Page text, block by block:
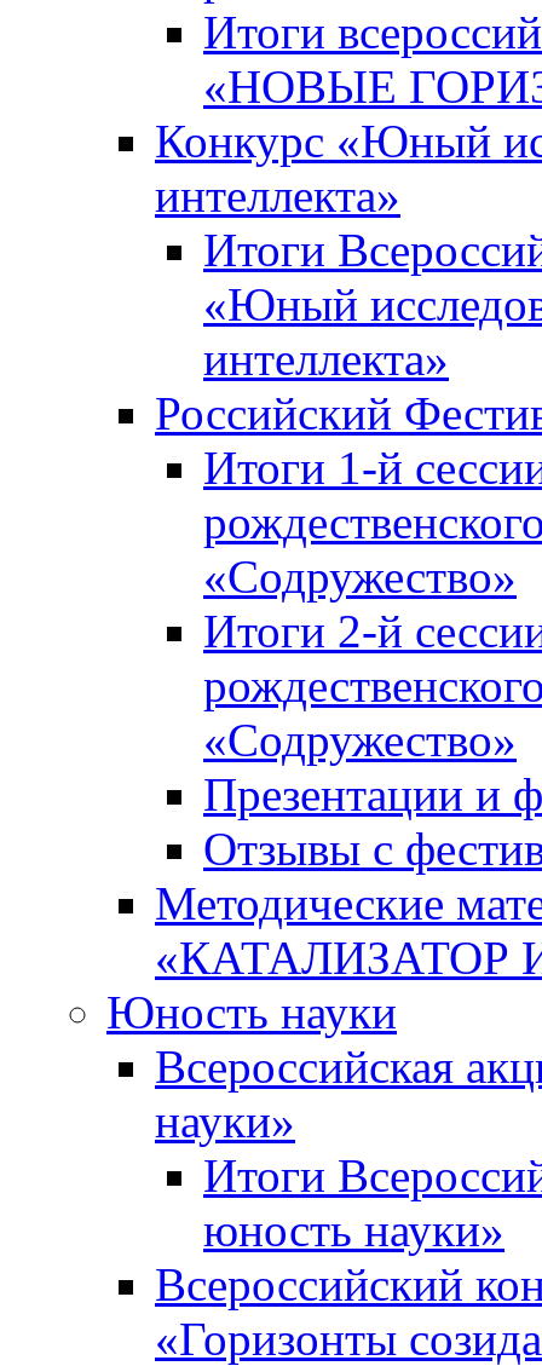
Итоги
«НОВЫЕ
Конкурс «Юный
интеллекта»
Итоги
«Юный
интеллекта»
Российский
Итоги 1-й
«Содружество»
Итоги 2-й
«Содружество»
Презентации и
Отзывы с
Методические
«КАТАЛИЗАТОР
Юность науки
Всероссийская
науки»
Итоги
юность науки»
Всероссийский
«Горизонты